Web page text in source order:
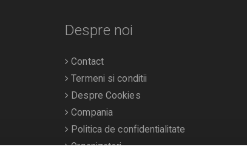
Despre noi
Contact
Termeni si conditii
Despre Cookies
Compania
Politica de confidentialitate
Organizatori